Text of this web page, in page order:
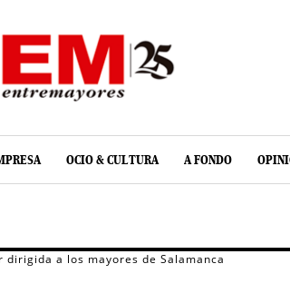
OCIO & CULTURA A FONDO
a los mayores de Salamanca